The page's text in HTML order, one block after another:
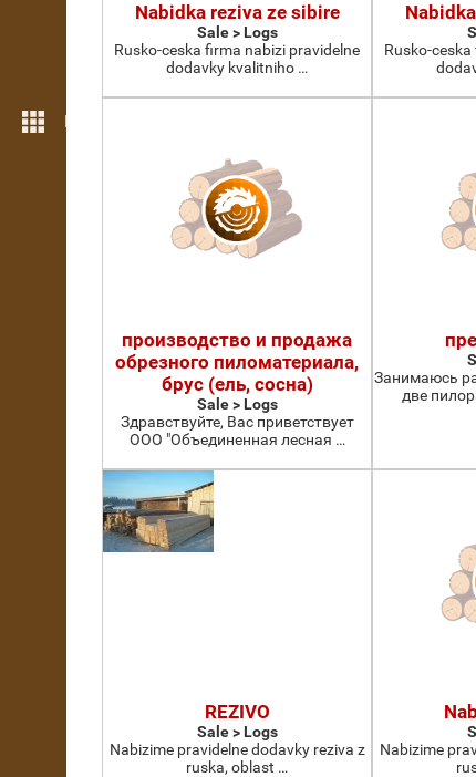
More features
Nabidka reziva ze sibire
Sale > Logs
Rusko-ceska firma nabizi pravidelne
dodavky kvalitniho …
Rusko-
производство и продажа
обрезного пиломатериала,
брус (ель, сосна)
Sale > Logs
Здравствуйте, Вас приветствует
ООО "Объединенная лесная …
Занимаюсь
две
REZIVO
Sale > Logs
Nabizime pravidelne dodavky reziva z
ruska, oblast …
Nabizime